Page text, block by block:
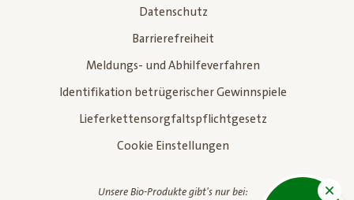
Datenschutz
Barrierefreiheit
Meldungs- und Abhilfeverfahren
Identifikation betrügerischer Gewinnspiele
Lieferkettensorgfaltspflichtgesetz
Cookie Einstellungen
Unsere Bio-Produkte gibt's nur bei: